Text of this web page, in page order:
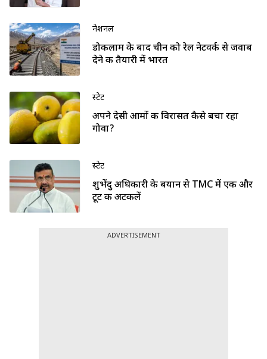
नेशनल
डोकलाम के बाद चीन को रेल नेटवर्क से जवाब
देने की तैयारी में भारत
स्टेट
अपने देसी आमों की विरासत कैसे बचा रहा
गोवा?
स्टेट
शुभेंदु अधिकारी के बयान से TMC में एक और
टूट की अटकलें
ADVERTISEMENT